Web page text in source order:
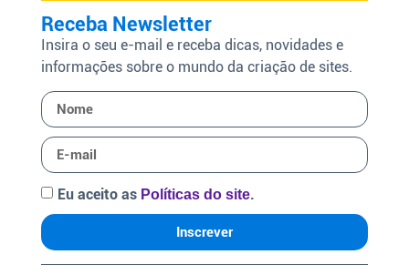
Receba Newsletter
Insira o seu e-mail e receba dicas, novidades e
informações sobre o mundo da criação de sites.
Eu aceito as Políticas do site.
Inscrever